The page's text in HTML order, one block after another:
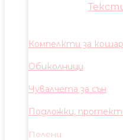
Компелкти за
Обиколници
Чувалчета за сън
Подложки,
Пелени